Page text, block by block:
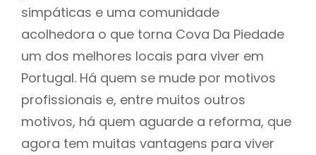
simpáticas e uma comunidade
acolhedora o que torna Cova Da Piedade
um dos melhores locais para viver em
Portugal. Há quem se mude por motivos
profissionais e, entre muitos outros
motivos, há quem aguarde a reforma, que
agora tem muitas vantagens para viver